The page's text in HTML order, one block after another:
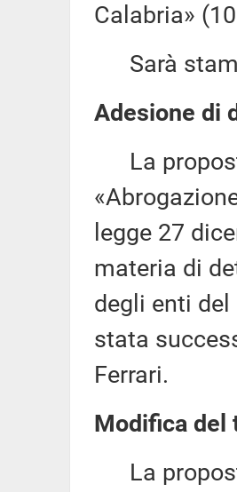
Calabria»
Sarà
Adesione di
La
legge 27
materia di
degli enti
stata
Ferrari.
Modifica del
La